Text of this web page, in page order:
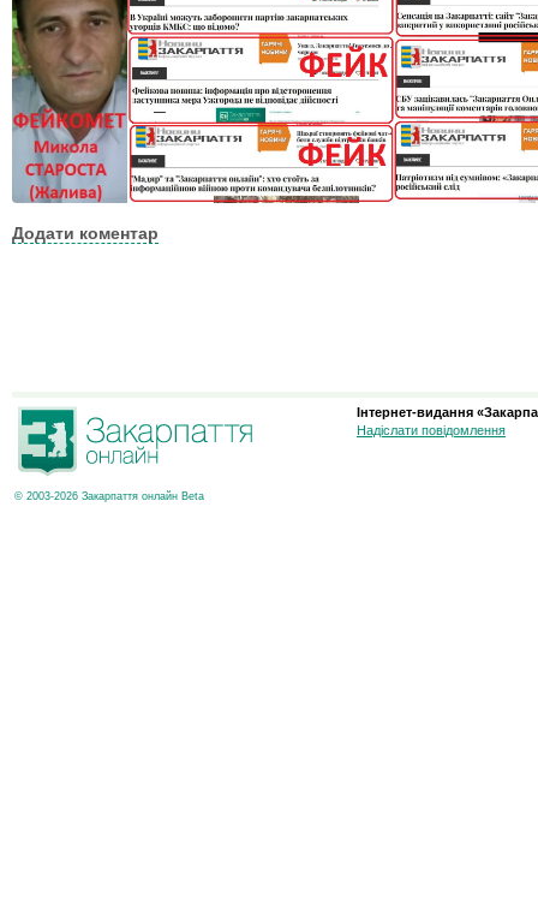
Додати коментар
© 2003-2026 Закарпаття онлайн Beta
Інтернет-видання
Надіслати повідомлення